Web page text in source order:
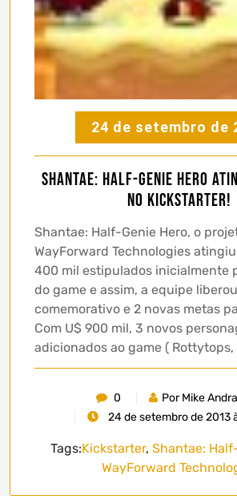
24 de setembro de
Shantae: Half-Genie Hero
no Kickstarter!
Shantae: Half-Genie Hero, o
WayForward Technologies
400 mil estipulados inicialmente
do game e assim, a equipe
comemorativo e 2 novas metas
Com U$ 900 mil, 3 novos
adicionados ao game ( Rottytops,
0
Por Mike
24 de setembro de 2013
Tags:Kickstarter, Shantae:
WayForward